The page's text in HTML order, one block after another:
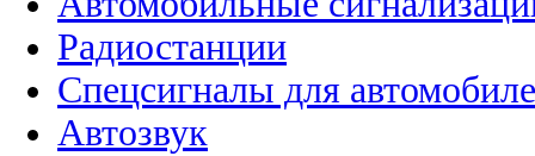
Радиостанции
Спецсигналы для
Автозвук